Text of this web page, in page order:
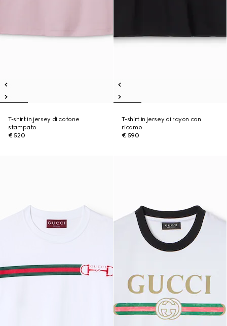
T-shirt in jersey di cotone
stampato
€ 520
T-shirt in jersey di rayon con
ricamo
€ 590